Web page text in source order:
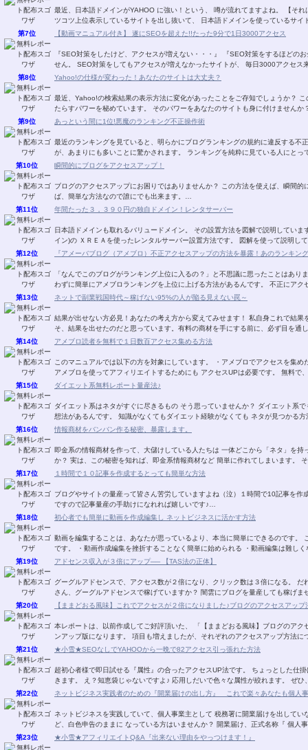
最近、日本語ドメインがYAHOO に強い！という、 噂が流れてますよね。 【それは事実のようです！】 というのは、 ＳＥＯを掛け、コ
ツコツ上位表示しているサイトを出し抜いて、 日本語ドメインを使っている
第7位
【動画マニュアル付き】 遂にSEOを超えた!!たった9分で1日3000アクセス
『SEO対策をしたけど、アクセスが増えない・・・』 『SEO対策をするほどのお金も無い・・・』 もう、こ
せん。 SEO対策をしてもアクセスが増えなかったサイトが、 毎日3000アクセ
第8位
Yahoo!の仕様が変わった！あなたのサイトは大丈夫？
最近、Yahoo!の検索結果の表示方法に変化があったことをご存知でしょうか？ この変化は、ユーザーのクリック誘導に大きな変化をも
第9位 あっという間に1位!悪魔のランキング不正操作術
最近のランキングを見ていると、明らかにブログランキングの規約に違反する不
が、あまりにも多いことに驚かされます。 ランキングを
第10位
瞬間的にブログをアクセスアップ！
ブログのアクセスアップにお困りではありませんか？ この方法を使えば、瞬間的にアクセスがあがります！ 一度、手順を覚えてしまえ
ば、簡単な方法なので誰にでも出来ます。…
第11位
年間たった３，３９０円の独自ドメイン！レンタサーバー
日本語ドメインも取れるバリュードメイン。 その設置方法を図解で説明しています。 ＶＡＬＵＥ－ＤＯＭＡＩＮ．ＣＯＭ(バリュ
イン)の ＸＲＥＡを使ったレンタルサーバー設置
第12位
『アメーバブログ（アメブロ）不正アクセスアップの方法を暴露！あのランキン
「なんでこのブログがランキング上位に入るの？」と不思議に思ったことはありませんか？ 実は、トラフィックエクスチ
わずに簡単にアメブロランキ
第13位
ネットで副業戦国時代～稼げない95%の人が陥る見えない罠～
結果が出せない方必見！あなたの考え方から変えてみせます！ 私自身これで結果を出し、このレポートの内容を自分の物にできたからこ
そ、結果を出せたのだと思っています。有料の商材を手にする前に、必ず目を通
第14位
アメブロ読者を無料で１日数百アクセス集める方法
このマニュアルでは以下の方を対象にしています。 ・アメブロでアクセスを集めたい。 ・集めたいけど、有料ツールは使いたくない。
アメブロを使ってアフィリエイトするためにも アク
第15位
ダイエット系無料レポート量産法♪
ダイエット系はネタがすぐに尽きるもの そう思っていませんか？ ダイエット系でも 無料レポートに書くネタが 次から次へと湧き出る発
想法があるんです。 知識がなくてもダイエット経験がなくても ネタが見つ
第16位
情報商材をバンバン作る秘密、暴露します。
即金系の情報商材を作って、大儲けしている人たちは 一体どこから「ネタ」を持ってきているのか？ その秘密を知りたくありません
か？ 実は、この秘密
第17位
１時間で１０記事を作成するとっても簡単な方法
ブログやサイトの量産って皆さん苦労していますよね（泣）１時間で10記事を作成する
ですので記事量産の手助けになれれば嬉しいです♪…
第18位
初心者でも簡単に動画を作成編集し ネットビジネスに活かす方法
動画を編集することは、あなたが思っているより、本当に簡単にできるのです。 このレポートを読んで実行するメリットは以下のとおり
です。 ・動画作成編集を挫折することなく簡単に始められる ・動画編集は難
第19位
アドセンス収入が３倍にアップ── 【TAS法の正体】
グーグルアドセンスで、アクセス数が２倍になり、クリック数は３倍になる。 だれ
さん、グーグルアドセンスで稼げていますか？ 闇雲にブログを量
第20位
【ままどおる風味】これでアクセスが２倍になりました♪ブログのアクセスアッ
本レポートは、以前作成してご好評頂いた、 「【ままどおる風味】ブログのア
ンアップ版になります。 項目も増えましたが、それぞれのアクセスアッ
第21位
★小雪★SEOなしでYAHOOから一晩で82アクセス引っ張れた方法
超初心者様で即日試せる『属性』の合ったアクセスUP法です。 ちょっとした仕掛けでザクザクあなたのブログにアクセスが 流れ込んで
きます。 え？知恵袋じゃ
第22位
ネットビジネス実践者のための『開業届けの出し方』 これで楽々あなたも個人
ネットビジネスを実践していて、個人事業主として 税務署に開業届けを出していない人はいませんか？
ど、白色申告のままに なっている方はいませんか？ 開業
第23位
★小雪★アフィリエイトQ&A『出来ない理由をやっつけます！』